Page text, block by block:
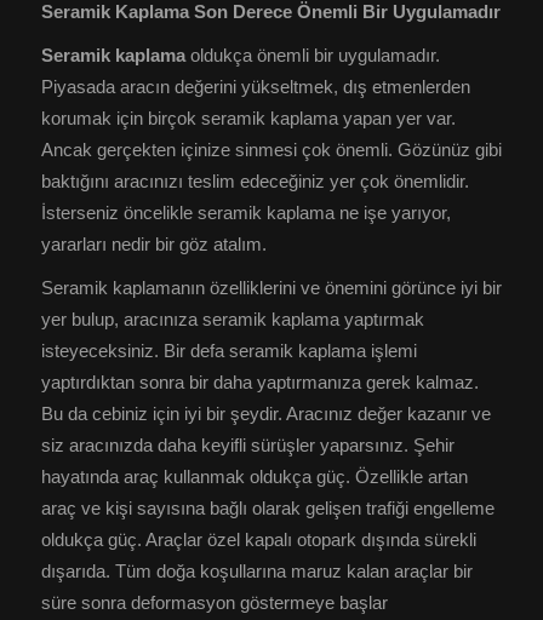
Seramik Kaplama Son Derece Önemli Bir Uygulamadır
Seramik kaplama oldukça önemli bir uygulamadır.
Piyasada aracın değerini yükseltmek, dış etmenlerden
korumak için birçok seramik kaplama yapan yer var.
Ancak gerçekten içinize sinmesi çok önemli. Gözünüz gibi
baktığını aracınızı teslim edeceğiniz yer çok önemlidir.
İsterseniz öncelikle seramik kaplama ne işe yarıyor,
yararları nedir bir göz atalım.
Seramik kaplamanın özelliklerini ve önemini görünce iyi bir
yer bulup, aracınıza seramik kaplama yaptırmak
isteyeceksiniz. Bir defa seramik kaplama işlemi
yaptırdıktan sonra bir daha yaptırmanıza gerek kalmaz.
Bu da cebiniz için iyi bir şeydir. Aracınız değer kazanır ve
siz aracınızda daha keyifli sürüşler yaparsınız. Şehir
hayatında araç kullanmak oldukça güç. Özellikle artan
araç ve kişi sayısına bağlı olarak gelişen trafiği engelleme
oldukça güç. Araçlar özel kapalı otopark dışında sürekli
dışarıda. Tüm doğa koşullarına maruz kalan araçlar bir
süre sonra deformasyon göstermeye başlar